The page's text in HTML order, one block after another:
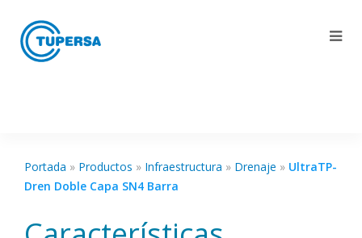
Portada » Productos » Infraestructura » Drenaje » UltraTP-
Dren Doble Capa SN4 Barra